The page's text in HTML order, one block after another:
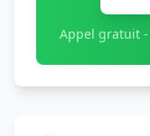
Appel gratuit